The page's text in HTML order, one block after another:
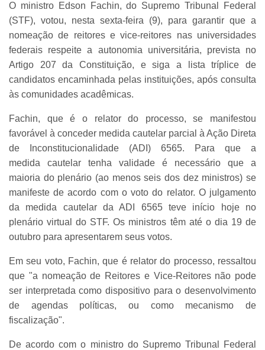
O ministro Edson Fachin, do Supremo Tribunal Federal
(STF), votou, nesta sexta-feira (9), para garantir que a
nomeação de reitores e vice-reitores nas universidades
federais respeite a autonomia universitária, prevista no
Artigo 207 da Constituição, e siga a lista tríplice de
candidatos encaminhada pelas instituições, após consulta
às comunidades acadêmicas.
Fachin, que é o relator do processo, se manifestou
favorável à conceder medida cautelar parcial à Ação Direta
de Inconstitucionalidade (ADI) 6565. Para que a
medida cautelar tenha validade é necessário que a
maioria do plenário (ao menos seis dos dez ministros) se
manifeste de acordo com o voto do relator. O julgamento
da medida cautelar da ADI 6565 teve início hoje no
plenário virtual do STF. Os ministros têm até o dia 19 de
outubro para apresentarem seus votos.
Em seu voto, Fachin, que é relator do processo, ressaltou
que "a nomeação de Reitores e Vice-Reitores não pode
ser interpretada como dispositivo para o desenvolvimento
de agendas políticas, ou como mecanismo de
fiscalização".
De acordo com o ministro do Supremo Tribunal Federal